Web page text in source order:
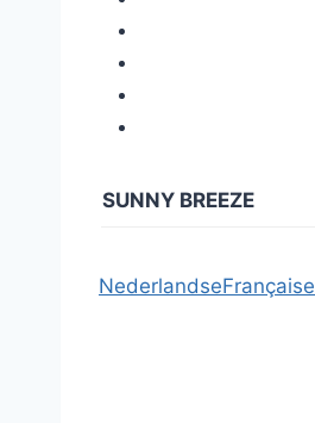
SUNNY BREEZE
NederlandseFrançaise